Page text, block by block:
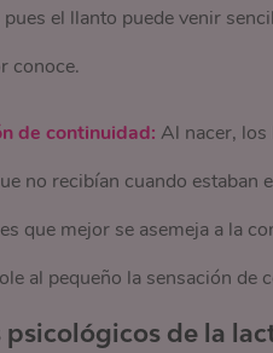
el llanto puede venir
conoce.
de continuidad: Al nacer, los
no recibían cuando estaban
que mejor se asemeja a la
al pequeño la sensación de
psicológicos de la